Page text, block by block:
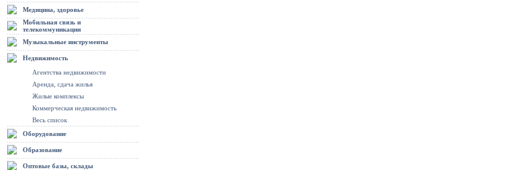
Медицина, здоровье
Мобильная связь и
телекоммуникации
Музыкальные инструменты
Недвижимость
Агентства недвижимости
Аренда, сдача жилья
Жилые комплексы
Коммерческая недвижимость
Весь список
Оборудование
Образование
Оптовые базы, склады